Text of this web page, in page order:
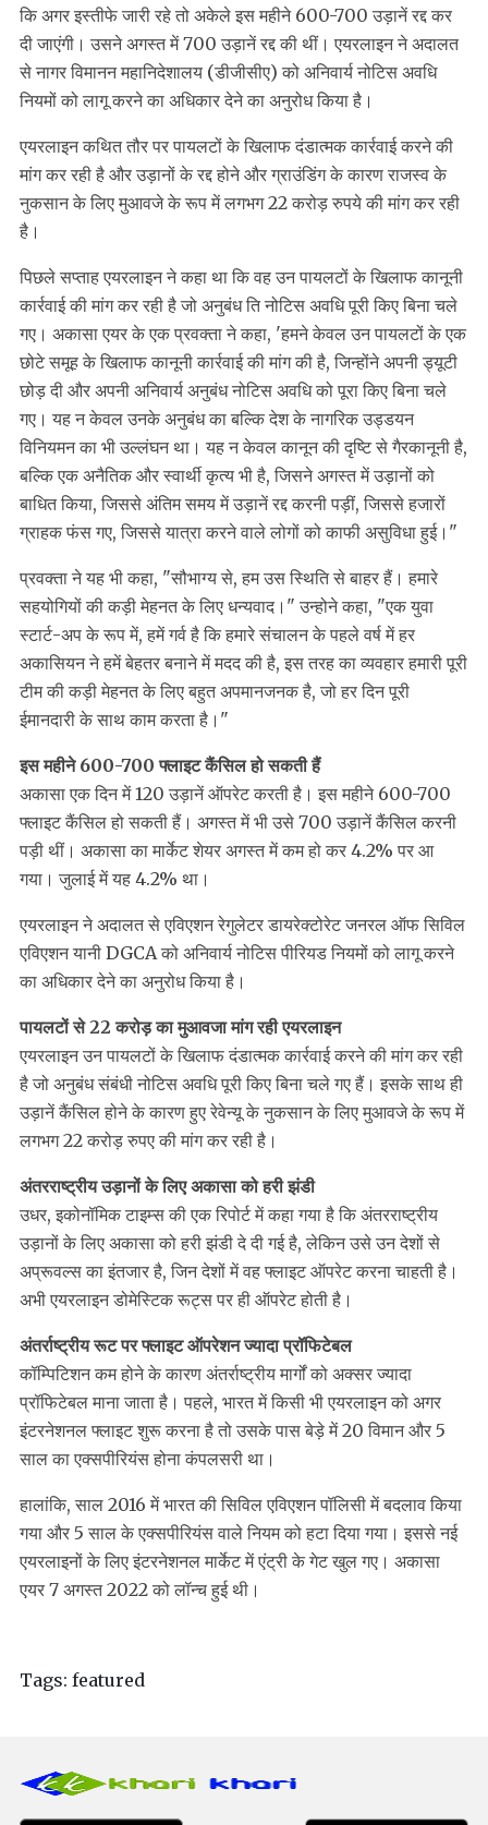
कि अगर इस्तीफे जारी रहे तो अकेले इस महीने 600-700 उड़ानें रद्द कर
दी जाएंगी। उसने अगस्त में 700 उड़ानें रद्द की थीं। एयरलाइन ने अदालत
से नागर विमानन महानिदेशालय (डीजीसीए) को अनिवार्य नोटिस अवधि
नियमों को लागू करने का अधिकार देने का अनुरोध किया है।
एयरलाइन कथित तौर पर पायलटों के खिलाफ दंडात्मक कार्रवाई करने की
मांग कर रही है और उड़ानों के रद्द होने और ग्राउंडिंग के कारण राजस्व के
नुकसान के लिए मुआवजे के रूप में लगभग 22 करोड़ रुपये की मांग कर रही
है।
पिछले सप्ताह एयरलाइन ने कहा था कि वह उन पायलटों के खिलाफ कानूनी
कार्रवाई की मांग कर रही है जो अनुबंध ति नोटिस अवधि पूरी किए बिना चले
गए। अकासा एयर के एक प्रवक्ता ने कहा, 'हमने केवल उन पायलटों के एक
छोटे समूह के खिलाफ कानूनी कार्रवाई की मांग की है, जिन्होंने अपनी ड्यूटी
छोड़ दी और अपनी अनिवार्य अनुबंध नोटिस अवधि को पूरा किए बिना चले
गए। यह न केवल उनके अनुबंध का बल्कि देश के नागरिक उड्डयन
विनियमन का भी उल्लंघन था। यह न केवल कानून की दृष्टि से गैरकानूनी है,
बल्कि एक अनैतिक और स्वार्थी कृत्य भी है, जिसने अगस्त में उड़ानों को
बाधित किया, जिससे अंतिम समय में उड़ानें रद्द करनी पड़ीं, जिससे हजारों
ग्राहक फंस गए, जिससे यात्रा करने वाले लोगों को काफी असुविधा हुई।"
प्रवक्ता ने यह भी कहा, "सौभाग्य से, हम उस स्थिति से बाहर हैं। हमारे
सहयोगियों की कड़ी मेहनत के लिए धन्यवाद।" उन्होने कहा, "एक युवा
स्टार्ट-अप के रूप में, हमें गर्व है कि हमारे संचालन के पहले वर्ष में हर
अकासियन ने हमें बेहतर बनाने में मदद की है, इस तरह का व्यवहार हमारी पूरी
टीम की कड़ी मेहनत के लिए बहुत अपमानजनक है, जो हर दिन पूरी
ईमानदारी के साथ काम करता है।"
इस महीने 600-700 फ्लाइट कैंसिल हो सकती हैं
अकासा एक दिन में 120 उड़ानें ऑपरेट करती है। इस महीने 600-700
फ्लाइट कैंसिल हो सकती हैं। अगस्त में भी उसे 700 उड़ानें कैंसिल करनी
पड़ी थीं। अकासा का मार्केट शेयर अगस्त में कम हो कर 4.2% पर आ
गया। जुलाई में यह 4.2% था।
एयरलाइन ने अदालत से एविएशन रेगुलेटर डायरेक्टोरेट जनरल ऑफ सिविल
एविएशन यानी DGCA को अनिवार्य नोटिस पीरियड नियमों को लागू करने
का अधिकार देने का अनुरोध किया है।
पायलटों से 22 करोड़ का मुआवजा मांग रही एयरलाइन
एयरलाइन उन पायलटों के खिलाफ दंडात्मक कार्रवाई करने की मांग कर रही
है जो अनुबंध संबंधी नोटिस अवधि पूरी किए बिना चले गए हैं। इसके साथ ही
उड़ानें कैंसिल होने के कारण हुए रेवेन्यू के नुकसान के लिए मुआवजे के रूप में
लगभग 22 करोड़ रुपए की मांग कर रही है।
अंतरराष्ट्रीय उड़ानों के लिए अकासा को हरी झंडी
उधर, इकोनॉमिक टाइम्स की एक रिपोर्ट में कहा गया है कि अंतरराष्ट्रीय
उड़ानों के लिए अकासा को हरी झंडी दे दी गई है, लेकिन उसे उन देशों से
अप्रूवल्स का इंतजार है, जिन देशों में वह फ्लाइट ऑपरेट करना चाहती है।
अभी एयरलाइन डोमेस्टिक रूट्स पर ही ऑपरेट होती है।
अंतर्राष्ट्रीय रूट पर फ्लाइट ऑपरेशन ज्यादा प्रॉफिटेबल
कॉम्पिटिशन कम होने के कारण अंतर्राष्ट्रीय मार्गों को अक्सर ज्यादा
प्रॉफिटेबल माना जाता है। पहले, भारत में किसी भी एयरलाइन को अगर
इंटरनेशनल फ्लाइट शुरू करना है तो उसके पास बेड़े में 20 विमान और 5
साल का एक्सपीरियंस होना कंपलसरी था।
हालांकि, साल 2016 में भारत की सिविल एविएशन पॉलिसी में बदलाव किया
गया और 5 साल के एक्सपीरियंस वाले नियम को हटा दिया गया। इससे नई
एयरलाइनों के लिए इंटरनेशनल मार्केट में एंट्री के गेट खुल गए। अकासा
एयर 7 अगस्त 2022 को लॉन्च हुई थी।
Tags: featured